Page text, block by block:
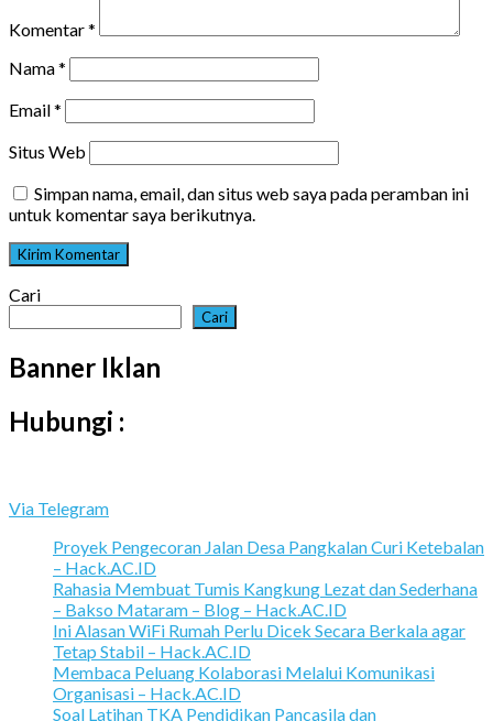
Komentar*
Nama*
Email*
Situs Web
Simpan nama, email, dan situs web saya pada peramban ini
untuk komentar saya berikutnya.
Cari
Cari
Banner Iklan
Hubungi :
Via Telegram
Proyek Pengecoran Jalan Desa Pangkalan Curi Ketebalan
– Hack.AC.ID
Rahasia Membuat Tumis Kangkung Lezat dan Sederhana
– Bakso Mataram – Blog – Hack.AC.ID
Ini Alasan WiFi Rumah Perlu Dicek Secara Berkala agar
Tetap Stabil – Hack.AC.ID
Membaca Peluang Kolaborasi Melalui Komunikasi
Organisasi – Hack.AC.ID
Soal Latihan TKA Pendidikan Pancasila dan